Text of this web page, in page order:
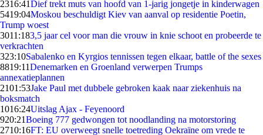
2316:41Dief trekt muts van hoofd van 1-jarig jongetje in kinderwagen
5419:04Moskou beschuldigt Kiev van aanval op residentie Poetin,
Trump woest
3011:183,5 jaar cel voor man die vrouw in knie schoot en probeerde te
verkrachten
323:10Sabalenko en Kyrgios tennissen tegen elkaar, battle of the sexes
8819:11Denemarken en Groenland verwerpen Trumps
annexatieplannen
2101:53Jake Paul met dubbele gebroken kaak naar ziekenhuis na
boksmatch
1016:24Uitslag Ajax - Feyenoord
920:21Boeing 777 gedwongen tot noodlanding na motorstoring
2710:16FT: EU overweegt snelle toetreding Oekraïne om vrede te